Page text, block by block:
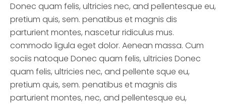
Donec quam felis, ultricies nec, and pellentesque eu,
pretium quis, sem. penatibus et magnis dis
parturient montes, nascetur ridiculus mus.
commodo ligula eget dolor. Aenean massa. Cum
sociis natoque Donec quam felis, ultricies Donec
quam felis, ultricies nec, and pellente sque eu,
pretium quis, sem. penatibus et magnis dis
parturient montes, nec, and pellentesque eu,